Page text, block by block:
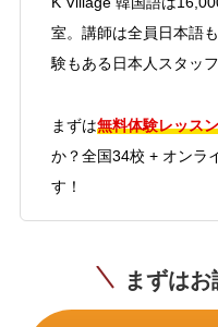
K Village 韓国語は
室。講師は全員日本語
験もある日本人スタッフ
まずは無料体験レッスン
か？全国34校 + オンラ
す！
まずはお